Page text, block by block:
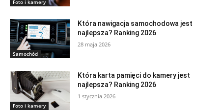
Foto i kamery
Samochód
Która nawigacja samochodowa jest
najlepsza? Ranking 2026
28 maja 2026
Foto i kamery
Która karta pamięci do kamery jest
najlepsza? Ranking 2026
1 stycznia 2026